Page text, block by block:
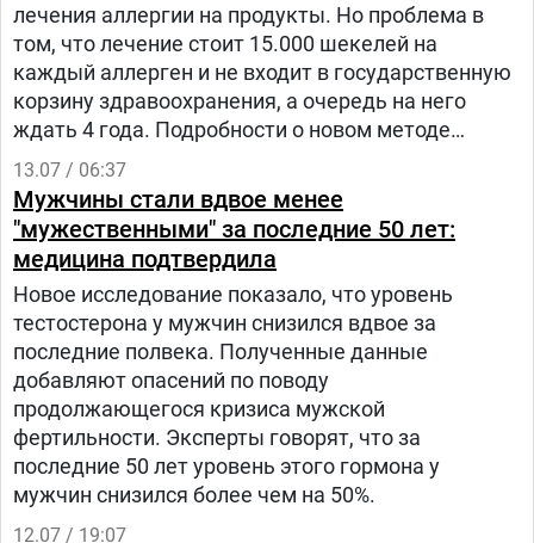
лечения аллергии на продукты. Но проблема в
том, что лечение стоит 15.000 шекелей на
каждый аллерген и не входит в государственную
корзину здравоохранения, а очередь на него
ждать 4 года. Подробности о новом методе
публикует Ynet.
13.07 / 06:37
Мужчины стали вдвое менее
"мужественными" за последние 50 лет:
медицина подтвердила
Новое исследование показало, что уровень
тестостерона у мужчин снизился вдвое за
последние полвека. Полученные данные
добавляют опасений по поводу
продолжающегося кризиса мужской
фертильности. Эксперты говорят, что за
последние 50 лет уровень этого гормона у
мужчин снизился более чем на 50%.
12.07 / 19:07